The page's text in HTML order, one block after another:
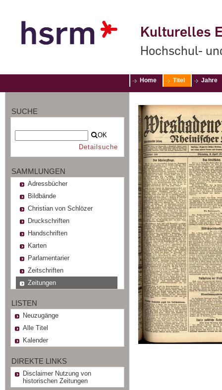
Kulturelles
Hochschul-
Home Titel Jahre
SUCHE
OK
Detailsuche
SAMMLUNGEN
Adressbücher
Bildbände
Christian von Schlözer
Druckschriften
Handschriften
Karten
Parlamentarier
Zeitschriften
Zeitungen
LISTEN
Neuzugänge
Alle Titel
Kalender
DIREKTE LINKS
Disclaimer Nutzung von
historischen Zeitungen